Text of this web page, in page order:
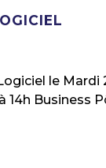
le Mardi
Business